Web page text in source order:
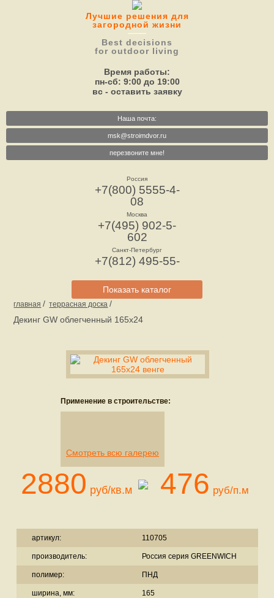
Лучшие решения для
загородной жизни
Best decisions
for outdoor living
Время работы:
пн-сб: 9:00 до 19:00
вс - оставить заявку
Наша почта:
msk@stroimdvor.ru
перезвоните мне!
Россия
+7(800) 5555-4-
08
Москва
+7(495) 902-5-
602
Санкт-Петербург
+7(812) 495-55-
Показать каталог
главная / террасная доска /
Декинг GW облегченный 165х24
Применение в строительстве:
Смотреть всю галерею
2880 руб/кв.м 476 руб/п.м
артикул: 110705
производитель: Россия серия GREENWICH
полимер: ПНД
ширина, мм: 165